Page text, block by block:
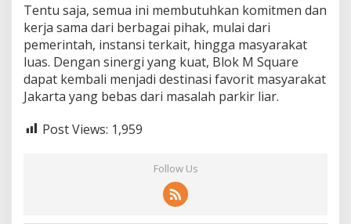
Tentu saja, semua ini membutuhkan komitmen dan
kerja sama dari berbagai pihak, mulai dari
pemerintah, instansi terkait, hingga masyarakat
luas. Dengan sinergi yang kuat, Blok M Square
dapat kembali menjadi destinasi favorit masyarakat
Jakarta yang bebas dari masalah parkir liar.
Post Views: 1,959
Follow Us